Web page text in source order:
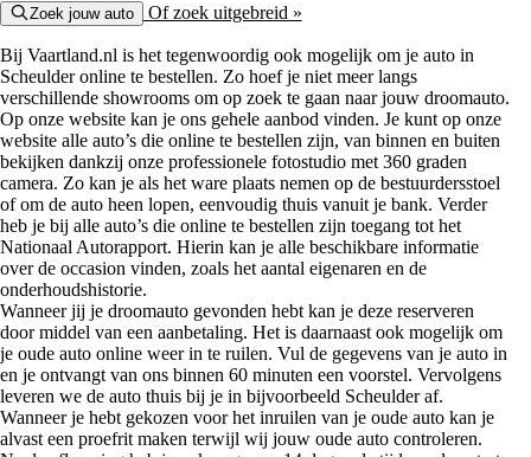
Zoek jouw auto Of zoek uitgebreid »
Bij Vaartland.nl is het tegenwoordig ook mogelijk om je auto in
Scheulder online te bestellen. Zo hoef je niet meer langs
verschillende showrooms om op zoek te gaan naar jouw droomauto.
Op onze website kan je ons gehele aanbod vinden. Je kunt op onze
website alle auto’s die online te bestellen zijn, van binnen en buiten
bekijken dankzij onze professionele fotostudio met 360 graden
camera. Zo kan je als het ware plaats nemen op de bestuurdersstoel
of om de auto heen lopen, eenvoudig thuis vanuit je bank. Verder
heb je bij alle auto’s die online te bestellen zijn toegang tot het
Nationaal Autorapport. Hierin kan je alle beschikbare informatie
over de occasion vinden, zoals het aantal eigenaren en de
onderhoudshistorie.
Wanneer jij je droomauto gevonden hebt kan je deze reserveren
door middel van een aanbetaling. Het is daarnaast ook mogelijk om
je oude auto online weer in te ruilen. Vul de gegevens van je auto in
en je ontvangt van ons binnen 60 minuten een voorstel. Vervolgens
leveren we de auto thuis bij je in bijvoorbeeld Scheulder af.
Wanneer je hebt gekozen voor het inruilen van je oude auto kan je
alvast een proefrit maken terwijl wij jouw oude auto controleren.